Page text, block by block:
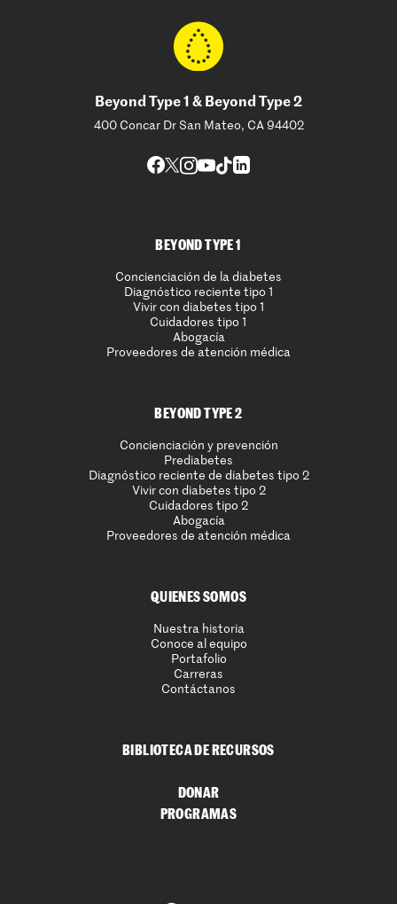
Beyond Type 1 & Beyond Type 2
400 Concar Dr San Mateo, CA 94402
BEYOND TYPE 1
Concienciación de la diabetes
Diagnóstico reciente tipo 1
Vivir con diabetes tipo 1
Cuidadores tipo 1
Abogacía
Proveedores de atención médica
BEYOND TYPE 2
Concienciación y prevención
Prediabetes
Diagnóstico reciente de diabetes tipo 2
Vivir con diabetes tipo 2
Cuidadores tipo 2
Abogacía
Proveedores de atención médica
QUIENES SOMOS
Nuestra historia
Conoce al equipo
Portafolio
Carreras
Contáctanos
BIBLIOTECA DE RECURSOS
DONAR
PROGRAMAS